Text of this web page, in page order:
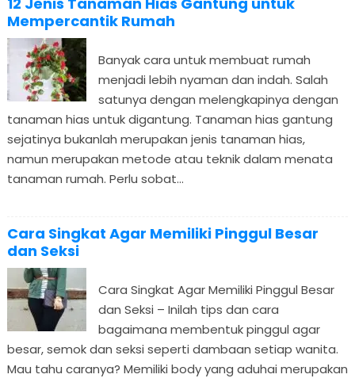
Mempercantik Rumah
Banyak cara untuk membuat rumah
menjadi lebih nyaman dan indah. Salah
satunya dengan melengkapinya dengan
tanaman hias untuk digantung. Tanaman hias gantung
sejatinya bukanlah merupakan jenis tanaman hias,
namun merupakan metode atau teknik dalam menata
tanaman rumah. Perlu sobat...
Cara Singkat Agar Memiliki Pinggul Besar
dan Seksi
Cara Singkat Agar Memiliki Pinggul Besar
dan Seksi – Inilah tips dan cara
bagaimana membentuk pinggul agar
besar, semok dan seksi seperti dambaan setiap wanita.
Mau tahu caranya? Memiliki body yang aduhai merupakan